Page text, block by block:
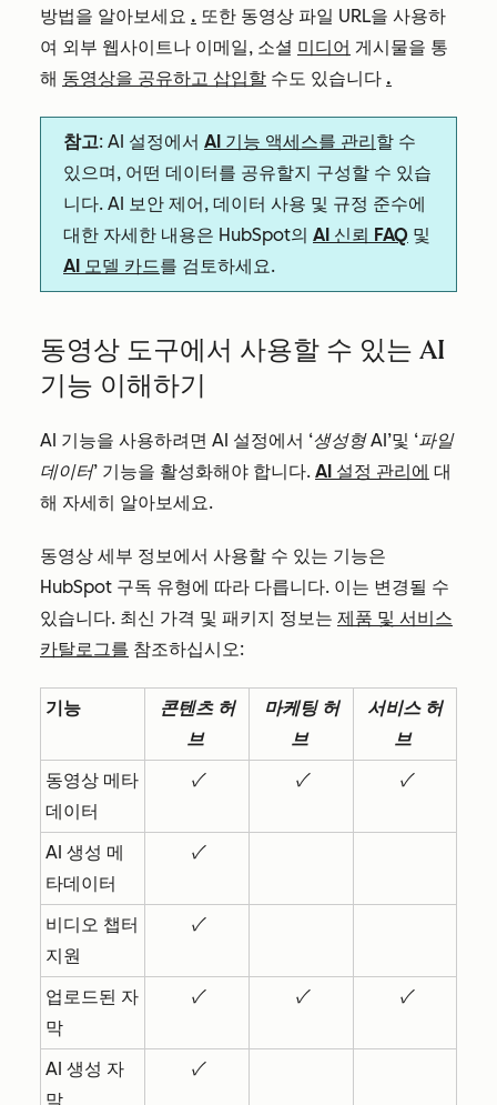
방법을 알아보세요 . 또한 동영상 파일 URL을 사용하
여 외부 웹사이트나 이메일, 소셜 미디어 게시물을 통
해 동영상을 공유하고 삽입할 수도 있습니다 .
참고: AI 설정에서 AI 기능 액세스를 관리할 수
있으며, 어떤 데이터를 공유할지 구성할 수 있습
니다. AI 보안 제어, 데이터 사용 및 규정 준수에
대한 자세한 내용은 HubSpot의 AI 신뢰 FAQ 및
AI 모델 카드를 검토하세요.
동영상 도구에서 사용할 수 있는 AI
기능 이해하기
AI 기능을 사용하려면 AI 설정에서 ‘생성형 AI’및 ‘파일
데이터’ 기능을 활성화해야 합니다. AI 설정 관리에 대
해 자세히 알아보세요.
동영상 세부 정보에서 사용할 수 있는 기능은
HubSpot 구독 유형에 따라 다릅니다. 이는 변경될 수
있습니다. 최신 가격 및 패키지 정보는 제품 및 서비스
카탈로그를 참조하십시오:
기능
콘텐츠 허
브
마케팅 허
브
서비스 허
브
동영상 메타
데이터
✓ ✓ ✓
AI 생성 메
타데이터
✓
비디오 챕터
지원
✓
업로드된 자
막
✓ ✓ ✓
AI 생성 자
막
✓